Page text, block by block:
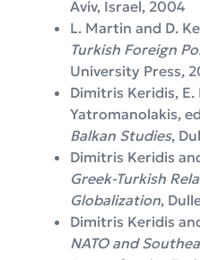
Aviv, Israel, 2004
L. Martin and D.
Turkish Foreign
University Press,
Dimitris Keridis, E.
Yatromanolakis,
Balkan Studies,
Dimitris Keridis
Greek-Turkish
Globalization,
Dimitris Keridis
NATO and